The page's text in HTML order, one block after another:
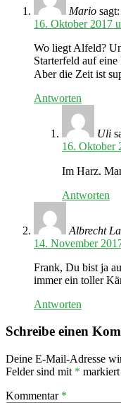
Mario sagt:
16. Oktober 2017
Wo liegt Alfeld?
Starterfeld auf eine
Aber die Zeit ist
Antworten
Uli
16. Oktober
Im Harz.
Antworten
Albrecht
14. November
Frank, Du bist ja
immer ein toller
Antworten
Schreibe einen
Deine E-Mail-Adresse
Felder sind mit * markiert
Kommentar *